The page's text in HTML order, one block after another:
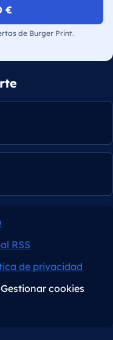
€
de Burger Print.
RSS
de privacidad
Gestionar cookies